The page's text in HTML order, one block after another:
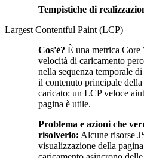
Tempistiche di
Largest Contentful Paint (LCP)
Cos'è? È una metrica Core
velocità di caricamento
nella sequenza temporale
il contenuto principale
caricato: un LCP veloce
pagina è utile.
Problema e azioni che
risolverlo: Alcune risorse
visualizzazione della